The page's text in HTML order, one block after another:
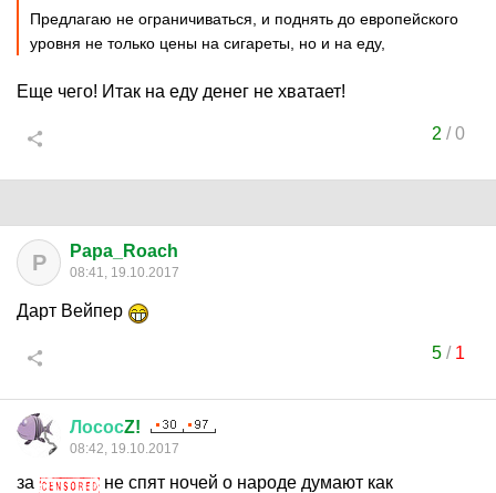
Предлагаю не ограничиваться, и поднять до европейского
уровня не только цены на сигареты, но и на еду,
Еще чего! Итак на еду денег не хватает!
2 /0
P Papa_Roach
08:41, 19.10.2017
Дарт Вейпер
5/ 1
ЛососZ!
08:42, 19.10.2017
за
не спят ночей о народе думают как